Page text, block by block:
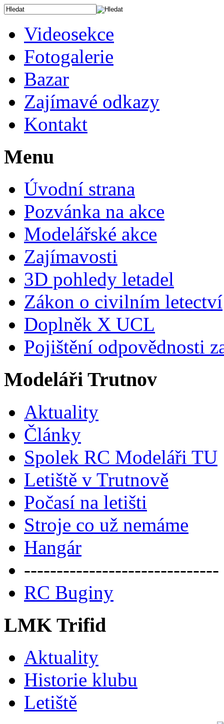
Videosekce
Fotogalerie
Bazar
Zajímavé odkazy
Kontakt
Menu
Úvodní strana
Pozvánka na akce
Modelářské akce
Zajímavosti
3D pohledy letadel
Zákon o civilním letectví
Doplněk X UCL
Pojištění odpovědnosti
Modeláři Trutnov
Aktuality
Články
Spolek RC Modeláři TU
Letiště v Trutnově
Počasí na letišti
Stroje co už nemáme
Hangár
------------------------------
RC Buginy
LMK Trifid
Aktuality
Historie klubu
Letiště